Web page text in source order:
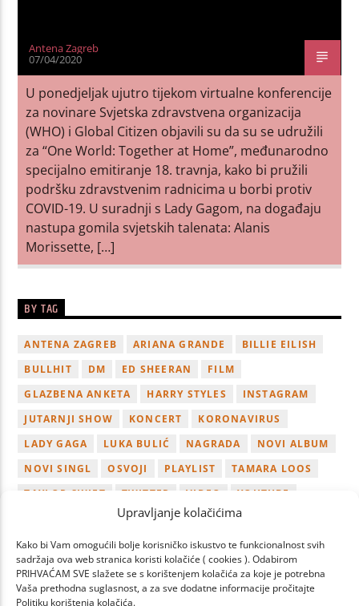
Upravljanje kolačićima
Kako bi Vam omogućili bolje korisničko iskustvo te funkcionalnost svih
sadržaja ova web stranica koristi kolačiće ( cookies ). Odabirom
PRIHVAĆAM SVE slažete se s korištenjem kolačića za koje je potrebna
Vaša prethodna suglasnost, a za sve dodatne informacije pročitajte
Politiku korištenja kolačića.
Antena Zagreb
07/04/2020
U ponedjeljak ujutro tijekom virtualne konferencije
za novinare Svjetska zdravstvena organizacija
(WHO) i Global Citizen objavili su da su se udružili
za “One World: Together at Home”, međunarodno
specijalno emitiranje 18. travnja, kako bi pružili
podršku zdravstvenim radnicima u borbi protiv
COVID-19. U suradnji s Lady Gagom, na događaju
nastupa gomila svjetskih talenata: Alanis
Morissette, […]
BY TAG
ANTENA ZAGREB ARIANA GRANDE
BILLIE EILISH
BULLHIT
DM ED SHEERAN
FILM
GLAZBENA ANKETA
HARRY STYLES
INSTAGRAM
JUTARNJI SHOW
KONCERT
KORONAVIRUS
LADY GAGA
LUKA BULIĆ NAGRADA
NOVI ALBUM
NOVI SINGL
OSVOJI PLAYLIST
TAMARA LOOS
TAYLOR SWIFT
TWITTER VIDEO
YOUTUBE